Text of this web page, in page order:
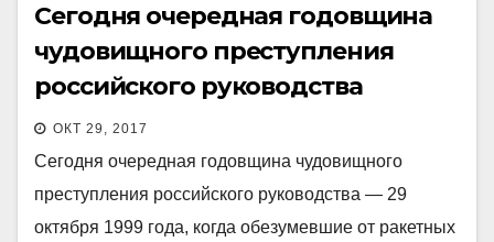
Сегодня очередная годовщина
чудовищного преступления
российского руководства
ОКТ 29, 2017
Сегодня очередная годовщина чудовищного
преступления российского руководства — 29
октября 1999 года, когда обезумевшие от ракетных